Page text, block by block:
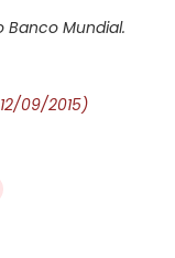
Banco Mundial.
09/2015)